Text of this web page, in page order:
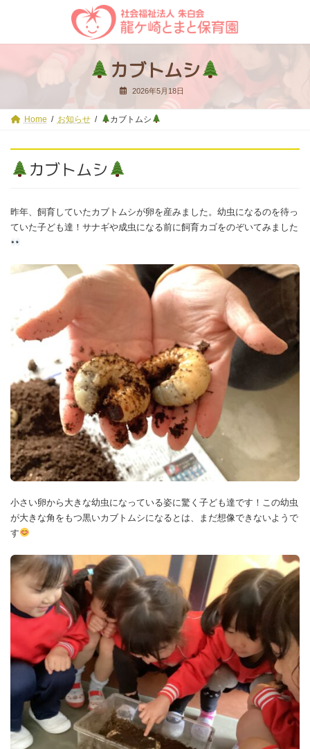
ン
へ
ー
ョ
カブトムシ
2026年5月18日
Home お知らせ カブトムシ
カブトムシ
昨年、飼育していたカブトムシが卵を産みました。幼虫になるのを待っ
ていた子ども達！サナギや成虫になる前に飼育カゴをのぞいてみました
小さい卵から大きな幼虫になっている姿に驚く子ども達です！この幼虫
が大きな角をもつ黒いカブトムシになるとは、まだ想像できないようで
す